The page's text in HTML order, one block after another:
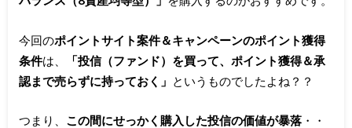
今回のポイントサイト案件＆キャンペーンのポイント獲得
条件は、
「投信（ファンド）を買って、ポイント獲得＆承
認まで売らずに持っておく」 というものでしたよね？？
つまり、 この間にせっかく購入した投信の価値が暴落・・